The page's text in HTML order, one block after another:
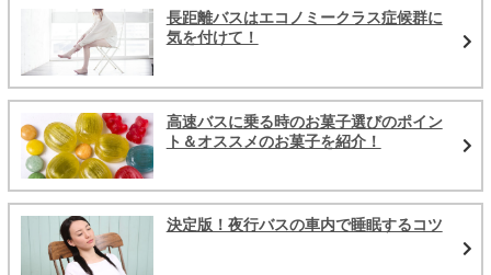
長距離バスはエコノミークラス症候群に
気を付けて！
高速バスに乗る時のお菓子選びのポイン
ト＆オススメのお菓子を紹介！
決定版！夜行バスの車内で睡眠するコツ